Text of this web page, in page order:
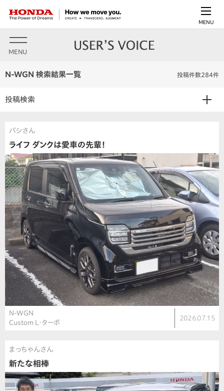
MENU
MENU
N-WGN 検索結果一覧 投稿件数284件
投稿検索
バシさん
ライフ ダンクは愛車の先輩！
N-WGN
Custom L・ターボ
2026.07.15
まっちゃんさん
新たな相棒